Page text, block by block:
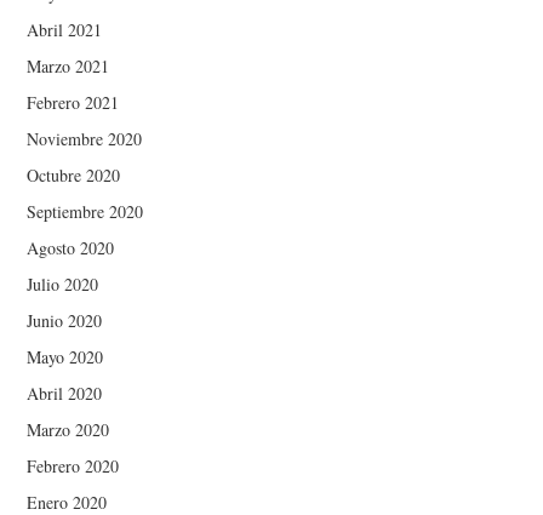
Abril 2021
Marzo 2021
Febrero 2021
Noviembre 2020
Octubre 2020
Septiembre 2020
Agosto 2020
Julio 2020
Junio 2020
Mayo 2020
Abril 2020
Marzo 2020
Febrero 2020
Enero 2020